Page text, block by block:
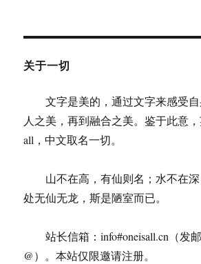
关于一切
文字是美的，通过文字来感受自
人之美，再到融合之美。鉴于此意
all，中文取名一切。
山不在高，有仙则名；水不在深
处无仙无龙，斯是陋室而已。
站长信箱：info#oneisall.cn（发
@）。本站仅限邀请注册。